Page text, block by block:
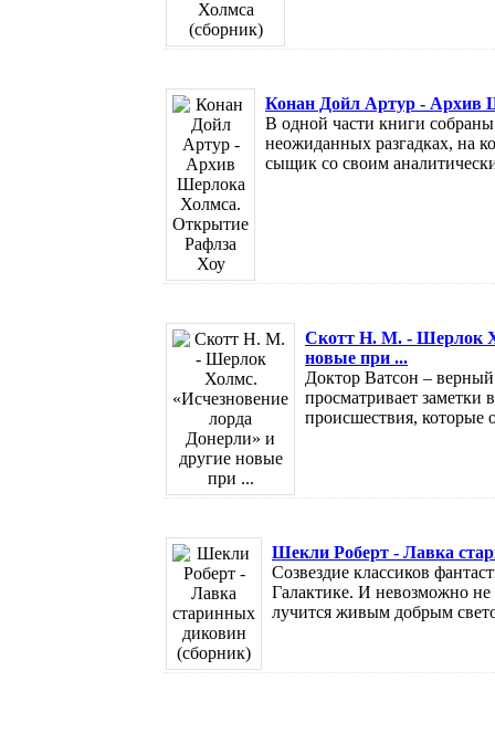
Конан Дойл Артур - Архив
В одной части книги
неожиданных разгадках, на
сыщик со своим
Скотт Н. М. - Шерлок
новые при ...
Доктор Ватсон –
просматривает заметки
происшествия, которые
Шекли Роберт - Лавка
Созвездие классиков
Галактике. И невозможно
лучится живым добрым